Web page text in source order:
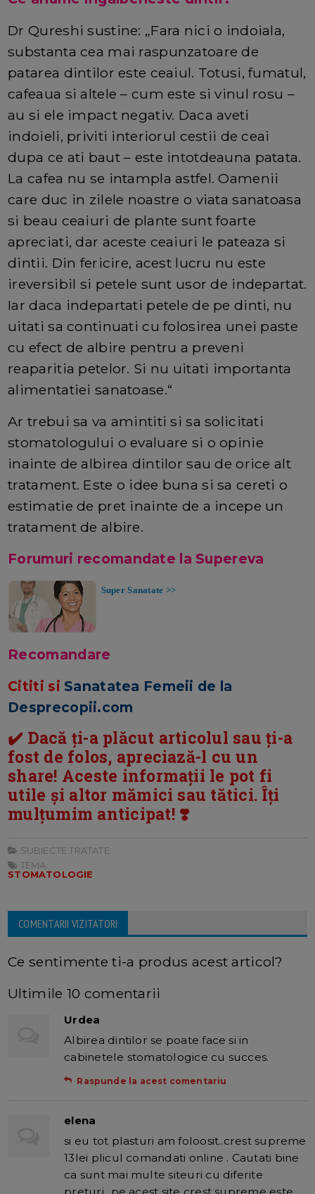
Dr Qureshi sustine: „Fara nici o indoiala,
substanta cea mai raspunzatoare de
patarea dintilor este ceaiul. Totusi, fumatul,
cafeaua si altele – cum este si vinul rosu –
au si ele impact negativ. Daca aveti
indoieli, priviti interiorul cestii de ceai
dupa ce ati baut – este intotdeauna patata.
La cafea nu se intampla astfel. Oamenii
care duc in zilele noastre o viata sanatoasa
si beau ceaiuri de plante sunt foarte
apreciati, dar aceste ceaiuri le pateaza si
dintii. Din fericire, acest lucru nu este
ireversibil si petele sunt usor de indepartat.
Iar daca indepartati petele de pe dinti, nu
uitati sa continuati cu folosirea unei paste
cu efect de albire pentru a preveni
reaparitia petelor. Si nu uitati importanta
alimentatiei sanatoase.“
Ar trebui sa va amintiti si sa solicitati
stomatologului o evaluare si o opinie
inainte de albirea dintilor sau de orice alt
tratament. Este o idee buna si sa cereti o
estimatie de pret inainte de a incepe un
tratament de albire.
Forumuri recomandate la Supereva
Super Sanatate >>
Recomandare
Cititi si Sanatatea Femeii de la
Desprecopii.com
✔️ Dacă ți-a plăcut articolul sau ți-a
fost de folos, apreciază-l cu un
share! Aceste informații le pot fi
utile și altor mămici sau tătici. Îți
mulțumim anticipat! ❣️
SUBIECTE TRATATE:
TEMA:
STOMATOLOGIE
COMENTARII VIZITATORI
Ce sentimente ti-a produs acest articol?
Ultimile 10 comentarii
Urdea
Albirea dintilor se poate face si in
cabinetele stomatologice cu succes.
Raspunde la acest comentariu
elena
si eu tot plasturi am foloosit..crest supreme
13lei plicul comandati online . Cautati bine
ca sunt mai multe siteuri cu diferite